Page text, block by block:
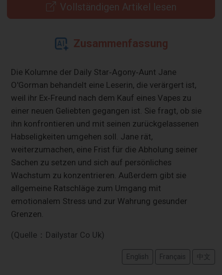
Vollständigen Artikel lesen
Zusammenfassung
Die Kolumne der Daily Star‑Agony‑Aunt Jane
O'Gorman behandelt eine Leserin, die verärgert ist,
weil ihr Ex‑Freund nach dem Kauf eines Vapes zu
einer neuen Geliebten gegangen ist. Sie fragt, ob sie
ihn konfrontieren und mit seinen zurückgelassenen
Habseligkeiten umgehen soll. Jane rät,
weiterzumachen, eine Frist für die Abholung seiner
Sachen zu setzen und sich auf persönliches
Wachstum zu konzentrieren. Außerdem gibt sie
allgemeine Ratschläge zum Umgang mit
emotionalem Stress und zur Wahrung gesunder
Grenzen.
(Quelle：Dailystar Co Uk)
English Français 中文